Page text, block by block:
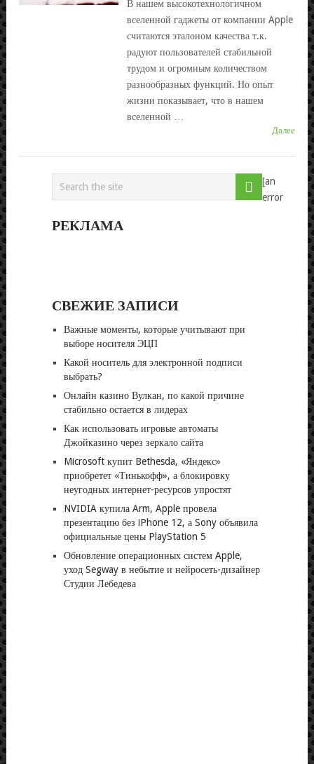
В нашем высокотехнологичном
вселенной гаджеты от компании Apple
считаются эталоном качества т.к.
радуют пользователей стабильной
трудом и огромным количеством
разнообразных функций. Но опыт
жизни показывает, что в нашем
вселенной …
Далее
РЕКЛАМА
СВЕЖИЕ ЗАПИСИ
Важные моменты, которые учитывают при
выборе носителя ЭЦП
Какой носитель для электронной подписи
выбрать?
Онлайн казино Вулкан, по какой причине
стабильно остается в лидерах
Как использовать игровые автоматы
Джойказино через зеркало сайта
Microsoft купит Bethesda, «Яндекс»
приобретет «Тинькофф», а блокировку
неугодных интернет-ресурсов упростят
NVIDIA купила Arm, Apple провела
презентацию без iPhone 12, а Sony объявила
официальные цены PlayStation 5
Обновление операционных систем Apple,
уход Segway в небытие и нейросеть-дизайнер
Студии Лебедева
[an
error